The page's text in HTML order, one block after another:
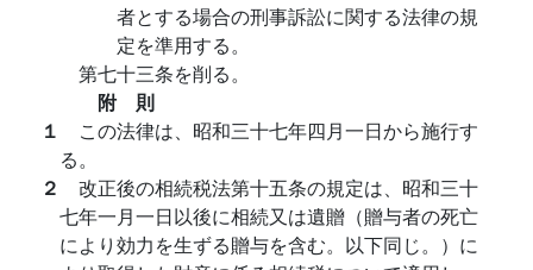
者とする場合の刑事訴訟に関する法律の規
定を準用する。
第七十三条を削る。
附 則
１ この法律は、昭和三十七年四月一日から施行す
る。
２ 改正後の相続税法第十五条の規定は、昭和三十
七年一月一日以後に相続又は遺贈（贈与者の死亡
により効力を生ずる贈与を含む。以下同じ。）に